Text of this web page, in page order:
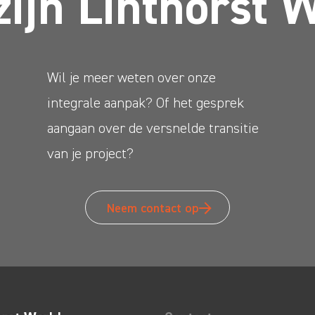
Wil je meer weten over onze
integrale aanpak? Of het gesprek
aangaan over de versnelde transitie
van je project?
Neem contact op